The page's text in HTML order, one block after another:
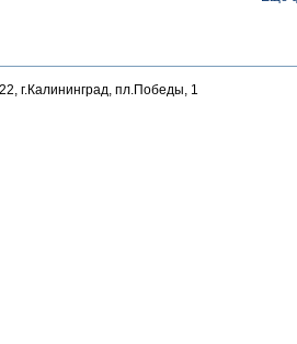
г.Калининград, пл.Победы, 1